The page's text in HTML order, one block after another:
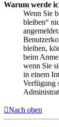
Warum werde
Wenn Sie
bleiben“
bleiben,
beim
wenn Sie
in einem
Verfügung
Nach oben